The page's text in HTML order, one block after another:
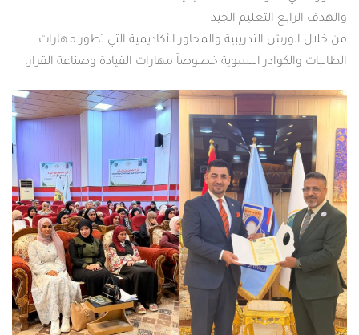
التعليم الجيد
التدريبية والمحاور الأكاديمية التي تطور مهارات
النسوية خصوصاً مهارات القيادة وصناعة القرار.